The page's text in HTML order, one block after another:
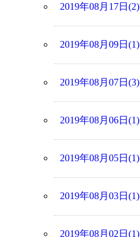
2019年08月17日(2)
2019年08月09日(1)
2019年08月07日(3)
2019年08月06日(1)
2019年08月05日(1)
2019年08月03日(1)
2019年08月02日(1)